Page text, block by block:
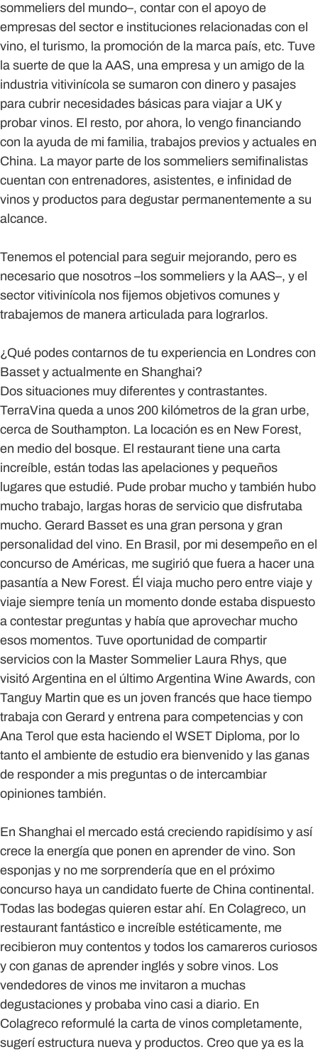
sommeliers del mundo–, contar con el apoyo de
empresas del sector e instituciones relacionadas con el
vino, el turismo, la promoción de la marca país, etc. Tuve
la suerte de que la AAS, una empresa y un amigo de la
industria vitivinícola se sumaron con dinero y pasajes
para cubrir necesidades básicas para viajar a UK y
probar vinos. El resto, por ahora, lo vengo financiando
con la ayuda de mi familia, trabajos previos y actuales en
China. La mayor parte de los sommeliers semifinalistas
cuentan con entrenadores, asistentes, e infinidad de
vinos y productos para degustar permanentemente a su
alcance.
Tenemos el potencial para seguir mejorando, pero es
necesario que nosotros –los sommeliers y la AAS–, y el
sector vitivinícola nos fijemos objetivos comunes y
trabajemos de manera articulada para lograrlos.
¿Qué podes contarnos de tu experiencia en Londres con
Basset y actualmente en Shanghai?
Dos situaciones muy diferentes y contrastantes.
TerraVina queda a unos 200 kilómetros de la gran urbe,
cerca de Southampton. La locación es en New Forest,
en medio del bosque. El restaurant tiene una carta
increíble, están todas las apelaciones y pequeños
lugares que estudié. Pude probar mucho y también hubo
mucho trabajo, largas horas de servicio que disfrutaba
mucho. Gerard Basset es una gran persona y gran
personalidad del vino. En Brasil, por mi desempeño en el
concurso de Américas, me sugirió que fuera a hacer una
pasantía a New Forest. Él viaja mucho pero entre viaje y
viaje siempre tenía un momento donde estaba dispuesto
a contestar preguntas y había que aprovechar mucho
esos momentos. Tuve oportunidad de compartir
servicios con la Master Sommelier Laura Rhys, que
visitó Argentina en el último Argentina Wine Awards, con
Tanguy Martin que es un joven francés que hace tiempo
trabaja con Gerard y entrena para competencias y con
Ana Terol que esta haciendo el WSET Diploma, por lo
tanto el ambiente de estudio era bienvenido y las ganas
de responder a mis preguntas o de intercambiar
opiniones también.
En Shanghai el mercado está creciendo rapidísimo y así
crece la energía que ponen en aprender de vino. Son
esponjas y no me sorprendería que en el próximo
concurso haya un candidato fuerte de China continental.
Todas las bodegas quieren estar ahí. En Colagreco, un
restaurant fantástico e increíble estéticamente, me
recibieron muy contentos y todos los camareros curiosos
y con ganas de aprender inglés y sobre vinos. Los
vendedores de vinos me invitaron a muchas
degustaciones y probaba vino casi a diario. En
Colagreco reformulé la carta de vinos completamente,
sugerí estructura nueva y productos. Creo que ya es la